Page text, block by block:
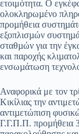
ετοιμότητα. Ο
ολοκληρωµένο
προµήθεια
εξοπλισµών
σταθµών για την
και παροχής
ενσωµάτωση
Αναφορικά με τον
Κικίλιας την
αντιµετώπιση
Γ.Γ.Π.Π. προµήθεια